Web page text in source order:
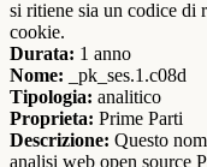
si ritiene sia un codice di
cookie.
Durata: 1 anno
Nome: _pk_ses.1.c08d
Tipologia: analitico
Proprieta: Prime Parti
Descrizione: Questo
analisi web open source